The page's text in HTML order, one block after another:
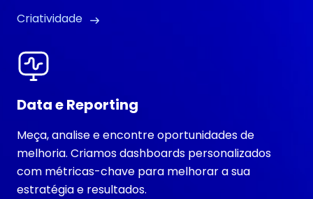
Criatividade
Data e Reporting
Meça, analise e encontre oportunidades de
melhoria. Criamos dashboards personalizados
com métricas-chave para melhorar a sua
estratégia e resultados.